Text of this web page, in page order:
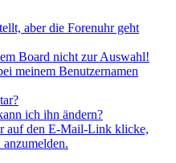
aber die Forenuhr geht
Board nicht zur Auswahl!
meinem Benutzernamen
ich ihn ändern?
auf den E-Mail-Link klicke,